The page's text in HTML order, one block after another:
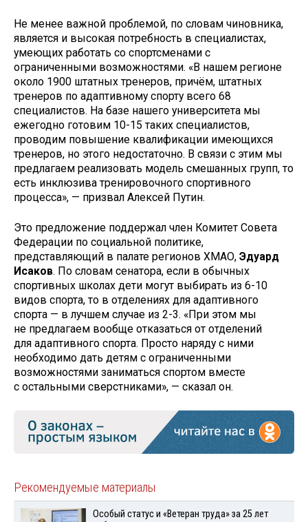
Не менее важной проблемой, по словам чиновника,
является и высокая потребность в специалистах,
умеющих работать со спортсменами с
ограниченными возможностями. «В нашем регионе
около 1900 штатных тренеров, причём, штатных
тренеров по адаптивному спорту всего 68
специалистов. На базе нашего университета мы
ежегодно готовим 10-15 таких специалистов,
проводим повышение квалификации имеющихся
тренеров, но этого недостаточно. В связи с этим мы
предлагаем реализовать модель смешанных групп, то
есть инклюзива тренировочного спортивного
процесса», — призвал Алексей Путин.
Это предложение поддержал член Комитет Совета
Федерации по социальной политике,
представляющий в палате регионов ХМАО, Эдуард
Исаков. По словам сенатора, если в обычных
спортивных школах дети могут выбирать из 6-10
видов спорта, то в отделениях для адаптивного
спорта — в лучшем случае из 2-3. «При этом мы
не предлагаем вообще отказаться от отделений
для адаптивного спорта. Просто наряду с ними
необходимо дать детям с ограниченными
возможностями заниматься спортом вместе
с остальными сверстниками», — сказал он.
Рекомендуемые материалы
Особый статус и «Ветеран труда» за 25 лет